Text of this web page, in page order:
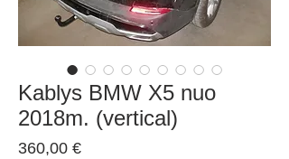
Kablys BMW X5 nuo
2018m. (vertical)
360,00 €Price